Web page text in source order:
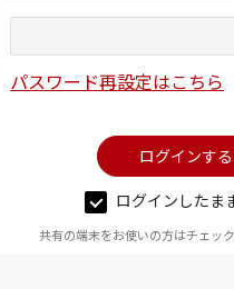
パスワード再設定はこちら
ログインしたま
共有の端末をお使いの方はチェッ